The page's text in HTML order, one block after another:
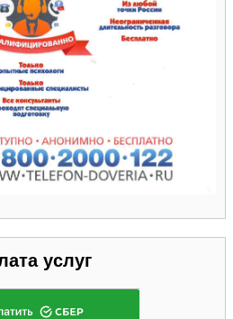
услуг